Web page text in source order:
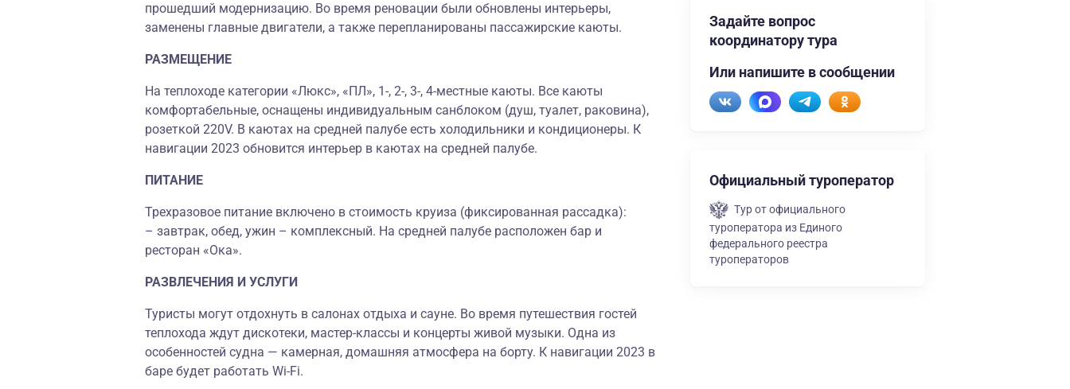
прошедший модернизацию. Во время реновации были обновлены интерьеры,
заменены главные двигатели, а также перепланированы пассажирские каюты.
РАЗМЕЩЕНИЕ
На теплоходе категории «Люкс», «ПЛ», 1-, 2-, 3-, 4-местные каюты. Все каюты
комфортабельные, оснащены индивидуальным санблоком (душ, туалет, раковина),
розеткой 220V. В каютах на средней палубе есть холодильники и кондиционеры. К
навигации 2023 обновится интерьер в каютах на средней палубе.
ПИТАНИЕ
Трехразовое питание включено в стоимость круиза (фиксированная рассадка):
– завтрак, обед, ужин – комплексный. На средней палубе расположен бар и
ресторан «Ока».
РАЗВЛЕЧЕНИЯ И УСЛУГИ
Туристы могут отдохнуть в салонах отдыха и сауне. Во время путешествия гостей
теплохода ждут дискотеки, мастер-классы и концерты живой музыки. Одна из
особенностей судна — камерная, домашняя атмосфера на борту. К навигации 2023 в
баре будет работать Wi-Fi.
Задайте вопрос
координатору тура
Или напишите в сообщении
Официальный туроператор
Тур от официального
туроператора из Единого
федерального реестра
туроператоров